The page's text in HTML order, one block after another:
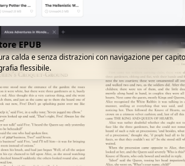
EPUB
calda e senza distrazioni con navigazione per
flessibile.